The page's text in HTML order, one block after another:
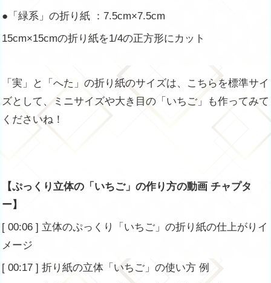
●「緑系」の折り紙 ：7.5cm×7.5cm
15cm×15cmの折り紙を1/4の正方形にカット
「実」と「へた」の折り紙のサイズは、こちらを標準サイ
ズとして、ミニサイズや大き目の「いちご」も作ってみて
くださいね！
【ぷっくり立体の「いちご」の作り方の動画 チャプタ
ー】
[ 00:06 ] 立体のぷっくり「いちご」の折り紙の仕上がりイ
メージ
[ 00:17 ] 折り紙の立体「いちご」の使い方 例